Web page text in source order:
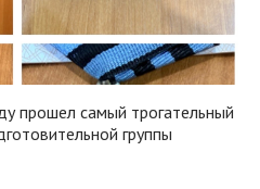
прошел самый трогательный
группы